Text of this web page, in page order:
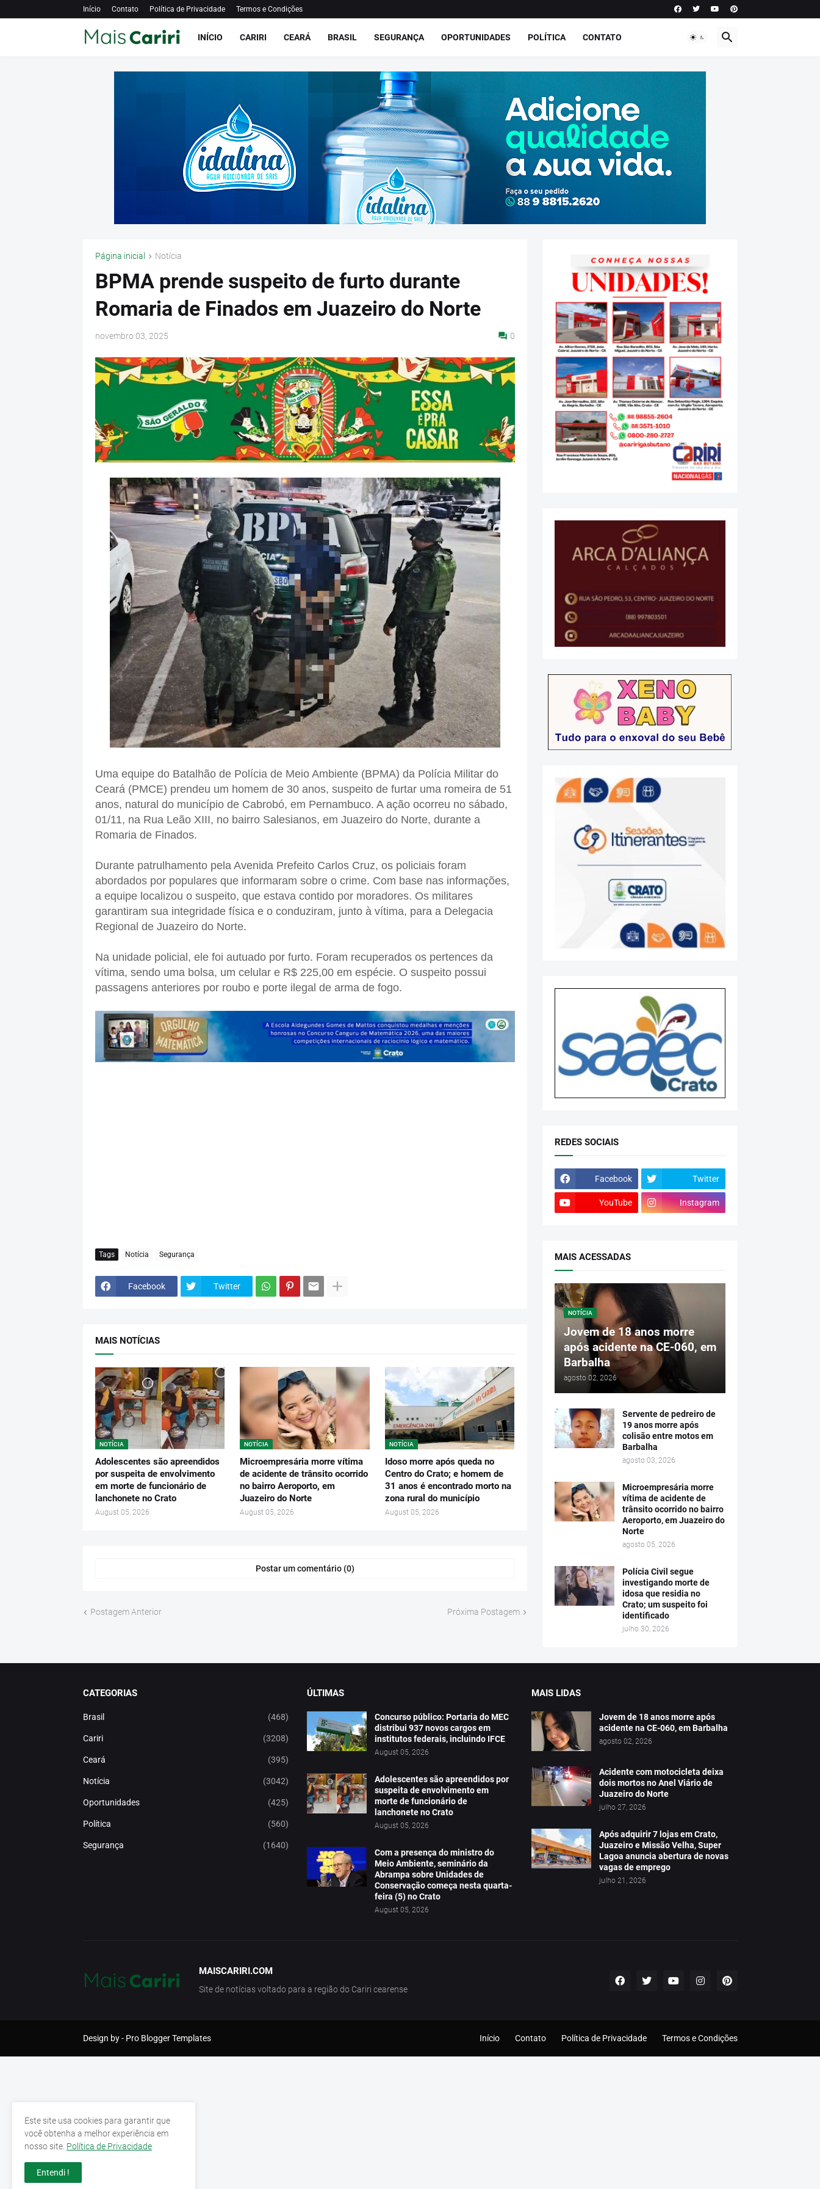
Início Contato Política de Privacidade Termos e Condições
INÍCIO CARIRI CEARÁ BRASIL SEGURANÇA OPORTUNIDADES POLÍTICA CONTATO
Página inicial Notícia
BPMA prende suspeito de furto durante
Romaria de Finados em Juazeiro do Norte
novembro 03, 2025 0
Uma equipe do Batalhão de Polícia de Meio Ambiente (BPMA) da Polícia Militar do
Ceará (PMCE) prendeu um homem de 30 anos, suspeito de furtar uma romeira de 51
anos, natural do município de Cabrobó, em Pernambuco. A ação ocorreu no sábado,
01/11, na Rua Leão XIII, no bairro Salesianos, em Juazeiro do Norte, durante a
Romaria de Finados.
Durante patrulhamento pela Avenida Prefeito Carlos Cruz, os policiais foram
abordados por populares que informaram sobre o crime. Com base nas informações,
a equipe localizou o suspeito, que estava contido por moradores. Os militares
garantiram sua integridade física e o conduziram, junto à vítima, para a Delegacia
Regional de Juazeiro do Norte.
Na unidade policial, ele foi autuado por furto. Foram recuperados os pertences da
vítima, sendo uma bolsa, um celular e R$ 225,00 em espécie. O suspeito possui
passagens anteriores por roubo e porte ilegal de arma de fogo.
Tags Notícia Segurança
Facebook Twitter
MAIS NOTÍCIAS
NOTÍCIA
Adolescentes são apreendidos
por suspeita de envolvimento
em morte de funcionário de
lanchonete no Crato
August 05, 2026
NOTÍCIA
Microempresária morre vítima
de acidente de trânsito ocorrido
no bairro Aeroporto, em
Juazeiro do Norte
August 05, 2026
NOTÍCIA
Idoso morre após queda no
Centro do Crato; e homem de
31 anos é encontrado morto na
zona rural do município
August 05, 2026
Postar um comentário (0)
Postagem Anterior Próxima Postagem
REDES SOCIAIS
Facebook Twitter
YouTube Instagram
MAIS ACESSADAS
NOTÍCIA
Jovem de 18 anos morre
após acidente na CE-060, em
Barbalha
agosto 02, 2026
Servente de pedreiro de
19 anos morre após
colisão entre motos em
Barbalha
agosto 03, 2026
Microempresária morre
vítima de acidente de
trânsito ocorrido no bairro
Aeroporto, em Juazeiro do
Norte
agosto 05, 2026
Polícia Civil segue
investigando morte de
idosa que residia no
Crato; um suspeito foi
identificado
julho 30, 2026
CATEGORIAS
Brasil (468)
Cariri (3208)
Ceará (395)
Notícia (3042)
Oportunidades (425)
Política (560)
Segurança (1640)
ÚLTIMAS
Concurso público: Portaria do MEC
distribui 937 novos cargos em
institutos federais, incluindo IFCE
August 05, 2026
Adolescentes são apreendidos por
suspeita de envolvimento em
morte de funcionário de
lanchonete no Crato
August 05, 2026
Com a presença do ministro do
Meio Ambiente, seminário da
Abrampa sobre Unidades de
Conservação começa nesta quarta-
feira (5) no Crato
August 05, 2026
MAIS LIDAS
Jovem de 18 anos morre após
acidente na CE-060, em Barbalha
agosto 02, 2026
Acidente com motocicleta deixa
dois mortos no Anel Viário de
Juazeiro do Norte
julho 27, 2026
Após adquirir 7 lojas em Crato,
Juazeiro e Missão Velha, Super
Lagoa anuncia abertura de novas
vagas de emprego
julho 21, 2026
MAISCARIRI.COM
Site de notícias voltado para a região do Cariri cearense
Design by - Pro Blogger Templates Início Contato Política de Privacidade Termos e Condições
Este site usa cookies para garantir que
você obtenha a melhor experiência em
nosso site. Política de Privacidade
Entendi !